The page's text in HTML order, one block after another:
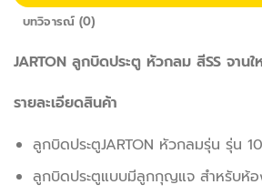
บทวิจารณ์ (0)
JARTON ลูกบิดประตู หัวกลม สีSS จาน
รายละเอียดสินค้า
ลูกบิดประตูJARTON หัวกลมรุ่น รุ่น
ลูกบิดประตูแบบมีลูกกุญแจ สำหรับห้อ